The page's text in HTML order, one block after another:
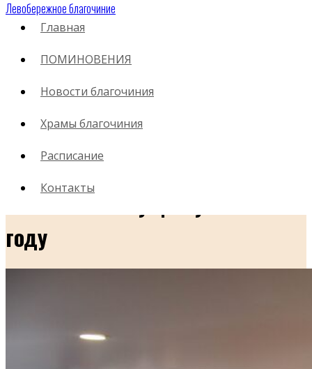
Главная
ПОМИНОВЕНИЯ
Новости благочиния
Храмы благочиния
Расписание
Контакты
Левобережное благочиние
01.06.2026
31 мая по окончании литургии
в воскресной школе нашего
храма прошли последние
занятия в текущем учебном
году